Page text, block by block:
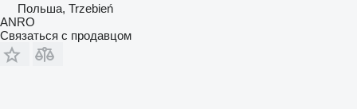
Польша, Trzebień
ANRO
Связаться с продавцом